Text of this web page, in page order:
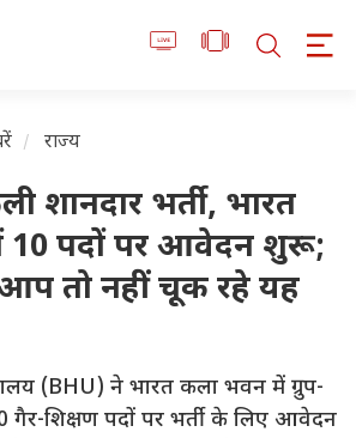
राज्य
शानदार भर्ती, भारत
पदों पर आवेदन शुरू;
तो नहीं चूक रहे यह
(BHU) ने भारत कला भवन में ग्रुप-
गैर-शिक्षण पदों पर भर्ती के लिए आवेदन